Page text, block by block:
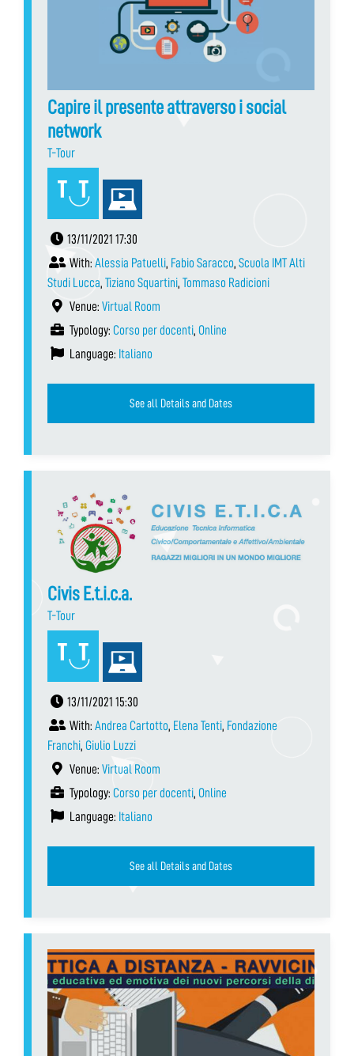
Capire il presente attraverso i social
network
T-Tour
13/11/2021 17:30
With: Alessia Patuelli, Fabio Saracco, Scuola IMT Alti
Studi Lucca, Tiziano Squartini, Tommaso Radicioni
Venue: Virtual Room
Typology: Corso per docenti, Online
Language: Italiano
See all Details and Dates
Civis E.t.i.c.a.
T-Tour
13/11/2021 15:30
With: Andrea Cartotto, Elena Tenti, Fondazione
Franchi, Giulio Luzzi
Venue: Virtual Room
Typology: Corso per docenti, Online
Language: Italiano
See all Details and Dates